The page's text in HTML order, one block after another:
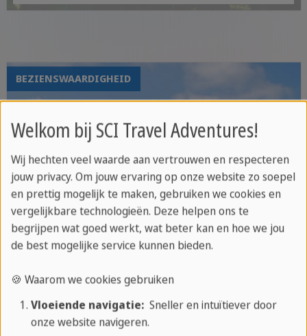
een van de mooiste regio's in Cuba
BEZIENSWAARDIGHEID
Welkom bij SCI Travel Adventures!
Wij hechten veel waarde aan vertrouwen en respecteren
jouw privacy. Om jouw ervaring op onze website zo soepel
en prettig mogelijk te maken, gebruiken we cookies en
vergelijkbare technologieën. Deze helpen ons te
begrijpen wat goed werkt, wat beter kan en hoe we jou
de best mogelijke service kunnen bieden.
🍪 Waarom we cookies gebruiken
Vloeiende navigatie:Sneller en intuïtiever door
onze website navigeren.